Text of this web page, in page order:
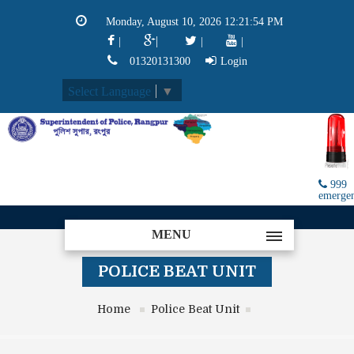
Monday, August 10, 2026 12:21:54 PM
|
01320131300
Login
Select Language ▼
999
MENU
POLICE BEAT UNIT
Home Police Beat Unit